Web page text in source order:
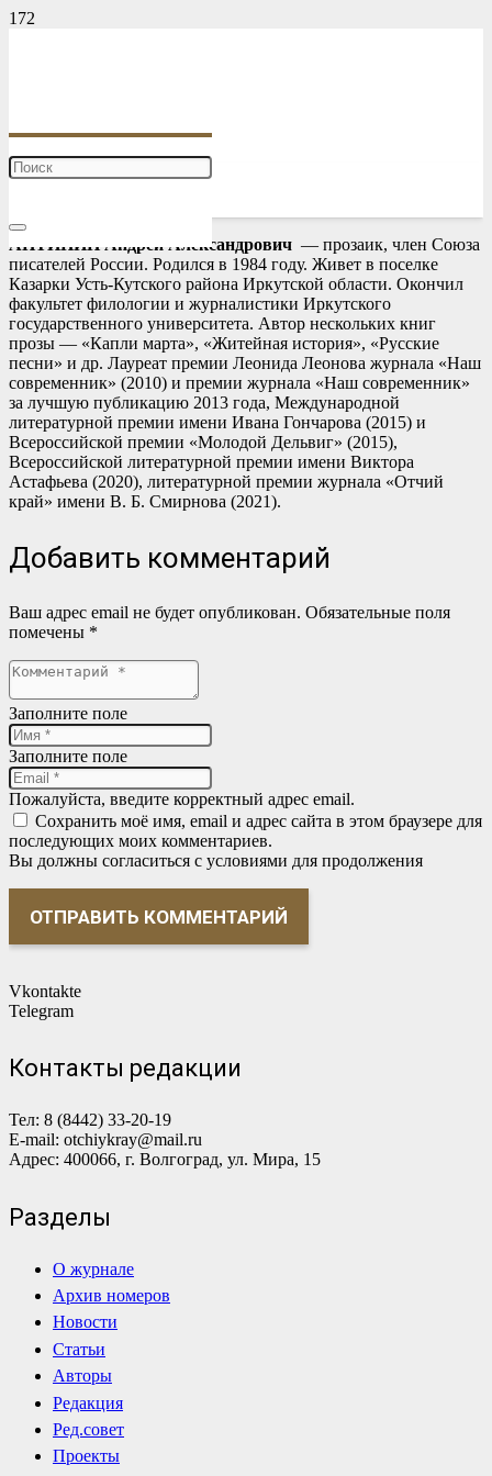
АНТИПИН Андрей Александрович — прозаик, член Союза
писателей России. Родился в 1984 году. Живет в поселке
Казарки Усть-Кутского района Иркутской области. Окончил
факультет филологии и журналистики Иркутского
государственного университета. Автор нескольких книг
прозы — «Капли марта», «Житейная история», «Русские
песни» и др. Лауреат премии Леонида Леонова журнала «Наш
современник» (2010) и премии журнала «Наш современник»
за лучшую публикацию 2013 года, Международной
литературной премии имени Ивана Гончарова (2015) и
Всероссийской премии «Молодой Дельвиг» (2015),
Всероссийской литературной премии имени Виктора
Астафьева (2020), литературной премии журнала «Отчий
край» имени В. Б. Смирнова (2021).
Добавить комментарий
Ваш адрес email не будет опубликован. Обязательные поля
помечены *
Заполните поле
Заполните поле
Пожалуйста, введите корректный адрес email.
Сохранить моё имя, email и адрес сайта в этом браузере для
последующих моих комментариев.
Вы должны согласиться с условиями для продолжения
ОТПРАВИТЬ КОММЕНТАРИЙ
Vkontakte
Telegram
Контакты редакции
Тел: 8 (8442) 33-20-19
E-mail: otchiykray@mail.ru
Адрес: 400066, г. Волгоград, ул. Мира, 15
Разделы
О журнале
Архив номеров
Новости
Статьи
Авторы
Редакция
Ред.совет
Проекты